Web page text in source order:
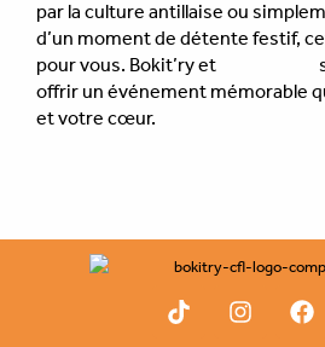
par la culture antillaise ou
d’un moment de détente festif,
pour vous. Bokit’ry et
offrir un événement mémorable
et votre cœur.
T
i
I
n
F
a